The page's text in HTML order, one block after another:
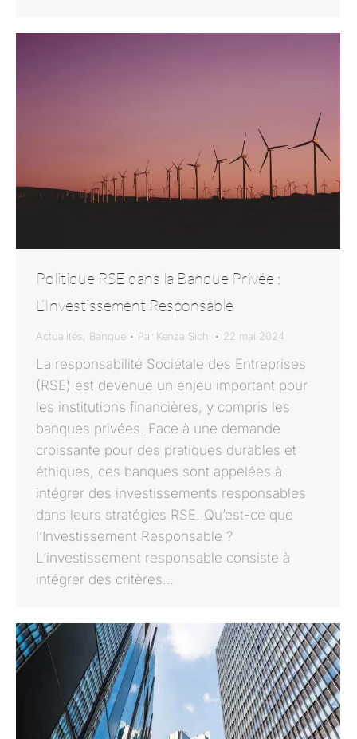
Politique RSE dans la Banque Privée :
L’Investissement Responsable
Actualités Banque Par Kenza Sichi 22 mai 2024
La responsabilité Sociétale des Entreprises
(RSE) est devenue un enjeu important pour
les institutions financières, y compris les
banques privées. Face à une demande
croissante pour des pratiques durables et
éthiques, ces banques sont appelées à
intégrer des investissements responsables
dans leurs stratégies RSE. Qu’est-ce que
l’Investissement Responsable ?
L’investissement responsable consiste à
intégrer des critères…